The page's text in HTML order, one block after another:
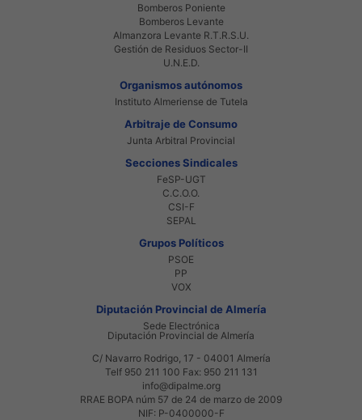
Bomberos Poniente
Bomberos Levante
Almanzora Levante R.T.R.S.U.
Gestión de Residuos Sector-II
U.N.E.D.
Organismos autónomos
Instituto Almeriense de Tutela
Arbitraje de Consumo
Junta Arbitral Provincial
Secciones Sindicales
FeSP-UGT
C.C.O.O.
CSI-F
SEPAL
Grupos Políticos
PSOE
PP
VOX
Diputación Provincial de Almería
Sede Electrónica
Diputación Provincial de Almería
C/ Navarro Rodrigo, 17 - 04001 Almería
Telf 950 211 100 Fax: 950 211 131
info@dipalme.org
RRAE BOPA núm 57 de 24 de marzo de 2009
NIF: P-0400000-F